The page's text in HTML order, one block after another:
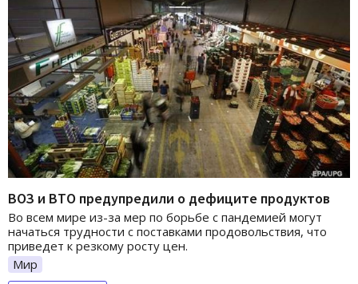
ВОЗ и ВТО предупредили о дефиците продуктов
Во всем мире из-за мер по борьбе с пандемией могут
начаться трудности с поставками продовольствия, что
приведет к резкому росту цен.
Мир